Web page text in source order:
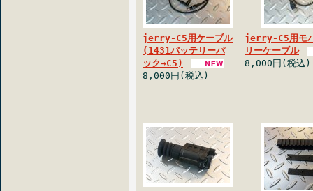
jerry-C5用ケーブル
(1431バッテリーパ
ック→C5)
8,000円(税込)
jerry-C5用モ
リーケーブル
8,000円(税込)